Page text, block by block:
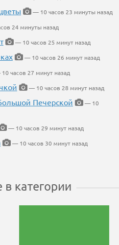
— 10 часов 23 минуты назад
24 минуты назад
— 10 часов 25 минут назад
— 10 часов 26 минут назад
часов 27 минут назад
— 10 часов 28 минут назад
Печерской
— 10
— 10 часов 29 минут назад
— 10 часов 30 минут назад
категории